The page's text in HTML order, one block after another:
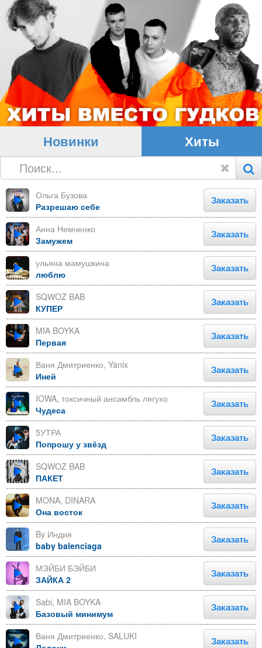
Новинки Хиты
Ольга Бузова
Разрешаю себе
Заказать
Анна Немченко
Замужем
Заказать
ульяна мамушкина
люблю
Заказать
SQWOZ BAB
КУПЕР
Заказать
MIA BOYKA
Первая
Заказать
Ваня Дмитриенко, Yanix
Иней
Заказать
IOWA, токсичный ансамбль лягухо
Чудеса
Заказать
5УТРА
Попрошу у звёзд
Заказать
SQWOZ BAB
ПАКЕТ
Заказать
MONA, DINARA
Она восток
Заказать
By Индия
baby balenciaga
Заказать
МЭЙБИ БЭЙБИ
ЗАЙКА 2
Заказать
Sabi, MIA BOYKA
Базовый минимум
Заказать
Ваня Дмитриенко, SALUKI
Заказать